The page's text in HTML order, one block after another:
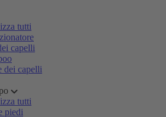
tutti
capelli
dei capelli
tutti
piedi